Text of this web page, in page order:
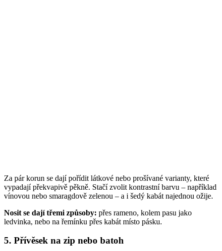
Za pár korun se dají pořídit látkové nebo prošívané varianty, které
vypadají překvapivě pěkně. Stačí zvolit kontrastní barvu – například
vínovou nebo smaragdově zelenou – a i šedý kabát najednou ožije.
Nosit se dají třemi způsoby: přes rameno, kolem pasu jako
ledvinka, nebo na řemínku přes kabát místo pásku.
5. Přívěsek na zip nebo batoh